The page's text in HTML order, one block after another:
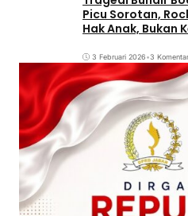
Picu Sorotan,
Hak Anak, Bukan
3 Februari 2026•3 Komentar